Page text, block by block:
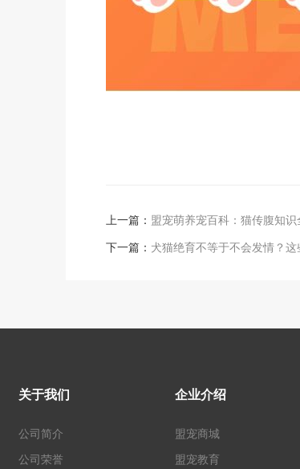
上一篇： 盟宠萌养宠百科：猫传腹知识
下一篇： 犬猫绝育不等于不会发情？这
关于我们
公司简介
公司荣誉
企业介绍
盟宠商城
盟宠教育